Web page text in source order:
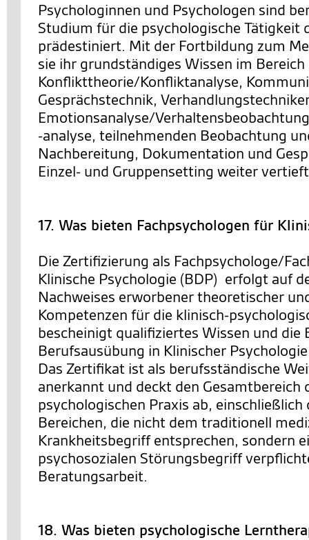
Psychologinnen und Psychologen sind
Studium für die psychologische Tätigkeit
prädestiniert. Mit der Fortbildung zum
sie ihr grundständiges Wissen im Bereich
Konflikttheorie/Konfliktanalyse,
Gesprächstechnik,
Emotionsanalyse/
-analyse, teilnehmenden Beobachtung
Nachbereitung, Dokumentation und
Einzel- und Gruppensetting weiter
17. Was bieten Fachpsychologen für
Die Zertifizierung als Fachpsychologe/
Klinische Psychologie (BDP) erfolgt auf
Nachweises erworbener theoretischer
Kompetenzen für die klinisch-
bescheinigt qualifiziertes Wissen und die
Berufsausübung in Klinischer
Das Zertifikat ist als berufsständische
anerkannt und deckt den Gesamtbereich
psychologischen Praxis ab,
Bereichen, die nicht dem traditionell
Krankheitsbegriff entsprechen, sondern
psychosozialen Störungsbegriff
Beratungsarbeit.
18. Was bieten psychologische